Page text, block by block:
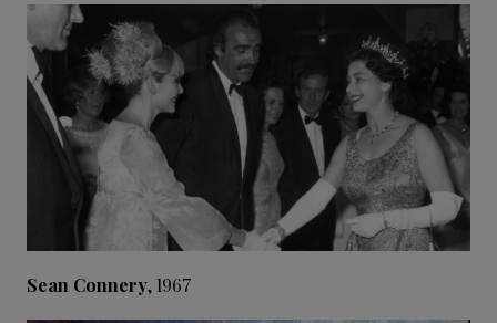
Sean Connery, 1967